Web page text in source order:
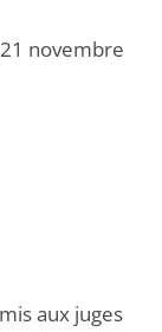
novembre
aux juges